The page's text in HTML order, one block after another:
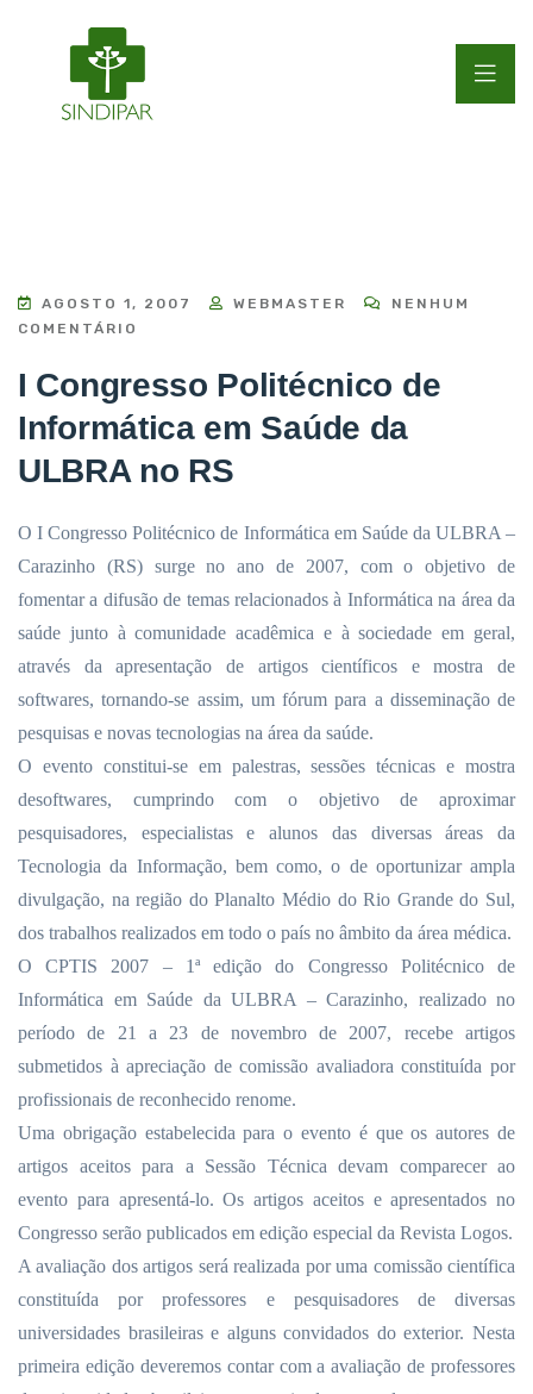
AGOSTO 1, 2007 WEBMASTER
NENHUM
COMENTÁRIO
I Congresso Politécnico de
Informática em Saúde da
ULBRA no RS
O I Congresso Politécnico de Informática em Saúde da ULBRA –
Carazinho (RS) surge no ano de 2007, com o objetivo de
fomentar a difusão de temas relacionados à Informática na área da
saúde junto à comunidade acadêmica e à sociedade em geral,
através da apresentação de artigos científicos e mostra de
softwares, tornando-se assim, um fórum para a disseminação de
pesquisas e novas tecnologias na área da saúde.
O evento constitui-se em palestras, sessões técnicas e mostra
desoftwares, cumprindo com o objetivo de aproximar
pesquisadores, especialistas e alunos das diversas áreas da
Tecnologia da Informação, bem como, o de oportunizar ampla
divulgação, na região do Planalto Médio do Rio Grande do Sul,
dos trabalhos realizados em todo o país no âmbito da área médica.
O CPTIS 2007 – 1ª edição do Congresso Politécnico de
Informática em Saúde da ULBRA – Carazinho, realizado no
período de 21 a 23 de novembro de 2007, recebe artigos
submetidos à apreciação de comissão avaliadora constituída por
profissionais de reconhecido renome.
Uma obrigação estabelecida para o evento é que os autores de
artigos aceitos para a Sessão Técnica devam comparecer ao
evento para apresentá-lo. Os artigos aceitos e apresentados no
Congresso serão publicados em edição especial da Revista Logos.
A avaliação dos artigos será realizada por uma comissão científica
constituída por professores e pesquisadores de diversas
universidades brasileiras e alguns convidados do exterior. Nesta
primeira edição deveremos contar com a avaliação de professores